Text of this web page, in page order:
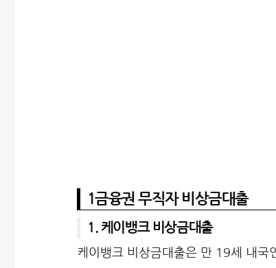
1금융권 무직자 비상금대출
1. 케이뱅크 비상금대출
케이뱅크 비상금대출은 만 19세 내국